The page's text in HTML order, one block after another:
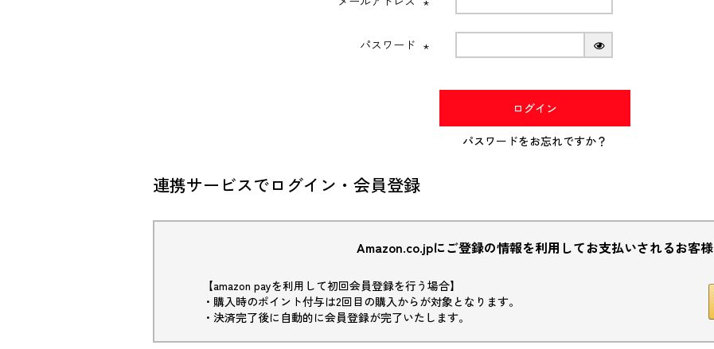
パスワード
ログイン
パスワードをお忘れですか？
連携サービスでログイン・会員登録
Amazon.co.jpにご登録の情報を利用してお支払いされるお客様
【amazon payを利用して初回会員登録を行う場合】
・購入時のポイント付与は2回目の購入からが対象となります。
・決済完了後に自動的に会員登録が完了いたします。